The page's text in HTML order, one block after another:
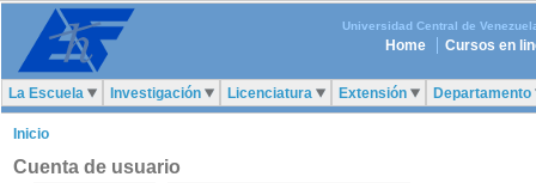
Universidad Central de
Home Cursos en
La Escuela Investigación Licenciatura Extensión Departamento
Inicio
Cuenta de usuario